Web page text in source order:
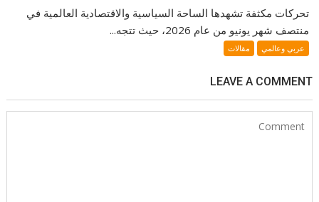
تحركات مكثفة تشهدها الساحة السياسية والاقتصادية العالمية في
منتصف شهر يونيو من عام 2026، حيث تتجه...
عربي وعالمي مقالات
LEAVE A COMMENT